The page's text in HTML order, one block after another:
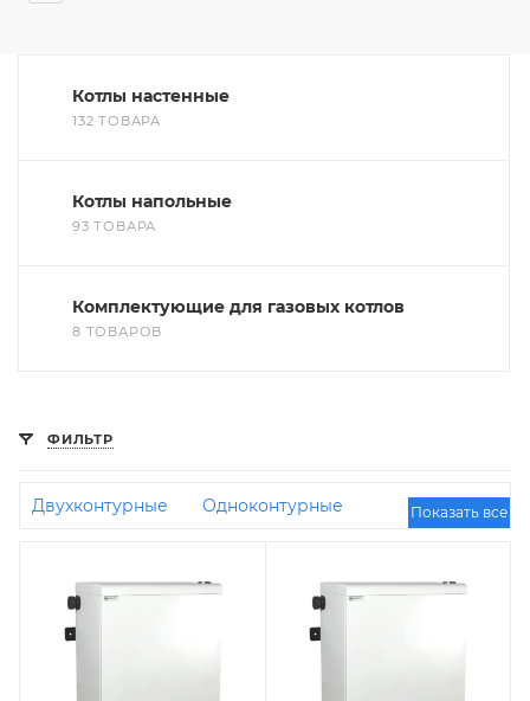
Котлы настенные
132 ТОВАРА
Котлы напольные
93 ТОВАРА
Комплектующие для газовых котлов
8 ТОВАРОВ
ФИЛЬТР
Двухконтурные
Одноконтурные
Ferroli
С бойлером косвенного нагрева
Чугунные
100 кВт
Показать все